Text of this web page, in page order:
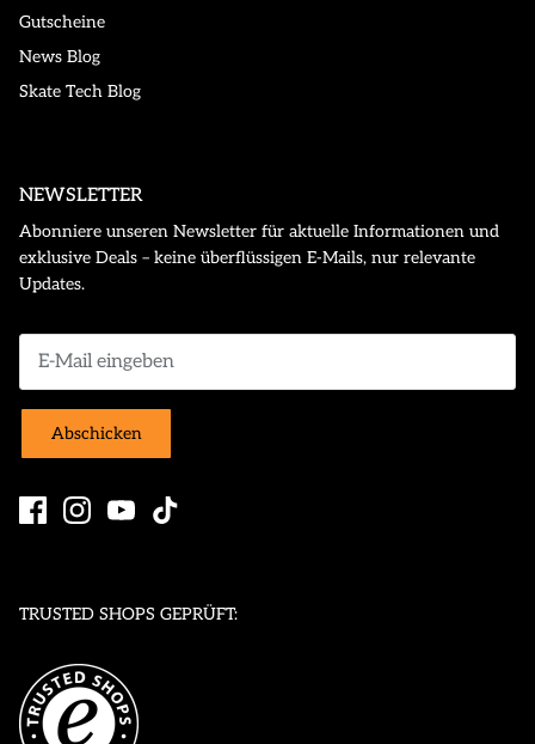
Gutscheine
News Blog
Skate Tech Blog
NEWSLETTER
Abonniere unseren Newsletter für aktuelle Informationen und
exklusive Deals – keine überflüssigen E-Mails, nur relevante
Updates.
Abschicken
TRUSTED SHOPS GEPRÜFT: